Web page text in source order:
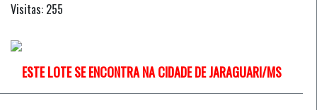
Visitas: 255
ESTE LOTE SE ENCONTRA NA CIDADE DE JARAGUARI/MS